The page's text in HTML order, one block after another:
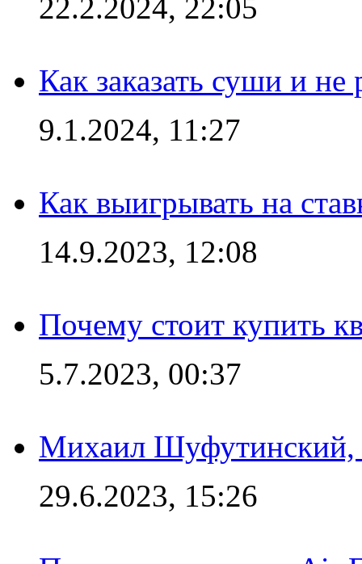
22.2.2024, 22:05
Как заказать суши и не
9.1.2024, 11:27
Как выигрывать на
14.9.2023, 12:08
Почему стоит купить
5.7.2023, 00:37
Михаил Шуфутинский,
29.6.2023, 15:26